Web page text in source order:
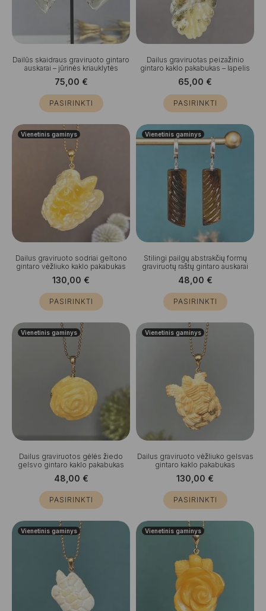
Dailūs skaidraus graviruoto gintaro
auskarai – jūrinės kriauklytės
75,00 €
PASIRINKTI
Dailus graviruotas peizažinio
gintaro kaklo pakabukas – lapelis
65,00 €
PASIRINKTI
Vienetinis gaminys
Dailus graviruoto sodriai geltono
gintaro vėžliuko kaklo pakabukas
130,00 €
PASIRINKTI
Vienetinis gaminys
Stilingi pailgų abstrakčių formų
graviruotų raštų gintaro auskarai
48,00 €
PASIRINKTI
Vienetinis gaminys
Dailus graviruotos gėlės žiedo
gelsvo gintaro kaklo pakabukas
48,00 €
PASIRINKTI
Vienetinis gaminys
Dailus graviruoto vėžliuko gelsvas
gintaro kaklo pakabukas
130,00 €
PASIRINKTI
Vienetinis gaminys Vienetinis gaminys